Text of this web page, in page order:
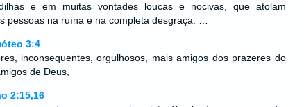
e em muitas vontades loucas e nocivas, que atolam
pessoas na ruína e na completa desgraça. …
3:4
inconsequentes, orgulhosos, mais amigos dos prazeres do
de Deus,
2:15,16